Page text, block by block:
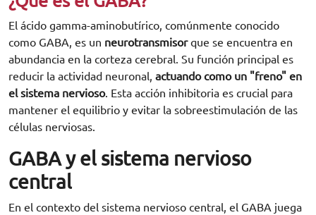
El ácido gamma-aminobutírico, comúnmente conocido
como GABA, es un neurotransmisorque se encuentra en
abundancia en la corteza cerebral. Su función principal es
reducir la actividad neuronal, actuando como un "freno" en
el sistema nervioso. Esta acción inhibitoria es crucial para
mantener el equilibrio y evitar la sobreestimulación de las
células nerviosas.
GABA y el sistema nervioso
central
En el contexto del sistema nervioso central, el GABA juega